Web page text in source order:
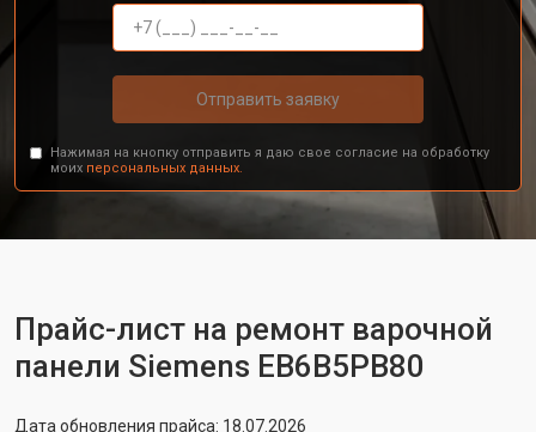
Отправить заявку
Нажимая на кнопку отправить я даю свое согласие на обработку
моих персональных данных.
Прайс-лист на ремонт варочной
панели Siemens EB6B5PB80
Дата обновления прайса: 18.07.2026